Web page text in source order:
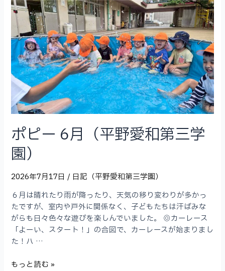
う
も
ろ
こ
し
の
皮
む
き』
（平
愛
和
第
学
園）
ポピー 6月（平野愛和第三学
園）
2026年7月17日/ 日記（平野愛和第三学園）
６月は晴れたり雨が降ったり、天気の移り変わりが多かっ
たですが、室内や戸外に関係なく、子どもたちは汗ばみな
がらも日々色々な遊びを楽しんでいました。 ◎カーレース
「よーい、スタート！」の合図で、カーレースが始まりまし
た！ハ …
ポ
もっと読む »